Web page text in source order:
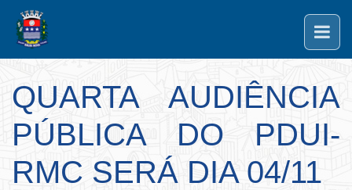
QUARTA AUDIÊNCIA
PÚBLICA DO PDUI-
RMC SERÁ DIA 04/11